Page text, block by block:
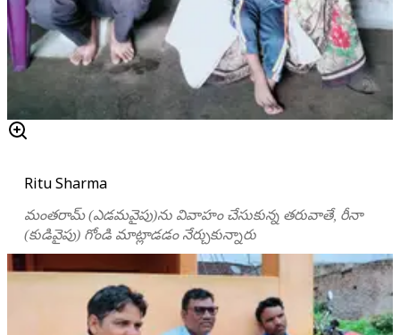
Ritu Sharma
మంతరామ్ (ఎడమవైపు)ను వివాహం చేసుకున్న తరువాతే, రీనా
(కుడివైపు) గోండి మాట్లాడడం నేర్చుకున్నారు